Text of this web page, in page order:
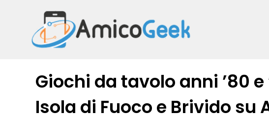
contenuto
Giochi da tavolo anni ’80
Isola di Fuoco e Brivido su